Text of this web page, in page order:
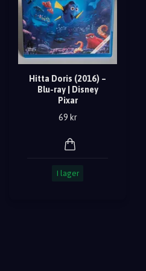
Hitta Doris (2016) –
Blu-ray | Disney
Pixar
69 kr
I lager